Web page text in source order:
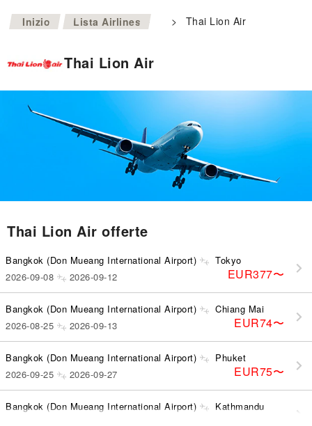
Inizio >
Lista Airlines > Thai Lion Air
Thai Lion Air
Thai Lion Air offerte
Bangkok (Don Mueang International Airport) Tokyo
EUR377〜
2026-09-08 2026-09-12
Bangkok (Don Mueang International Airport) Chiang Mai
EUR74〜
2026-08-25 2026-09-13
Bangkok (Don Mueang International Airport) Phuket
EUR75〜
2026-09-25 2026-09-27
Bangkok (Don Mueang International Airport) Kathmandu